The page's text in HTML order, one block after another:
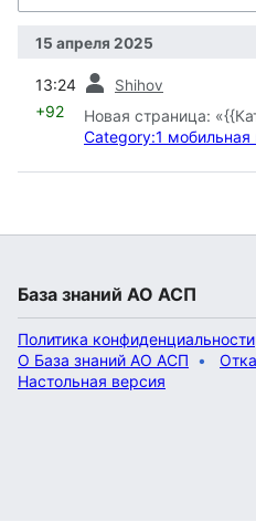
15 апреля 2025
13:24 Shihov
+92
Новая страница:
Category:1 мобильная
База знаний АО АСП
Политика конфиденциальности
О База знаний АО АСП
Настольная версия